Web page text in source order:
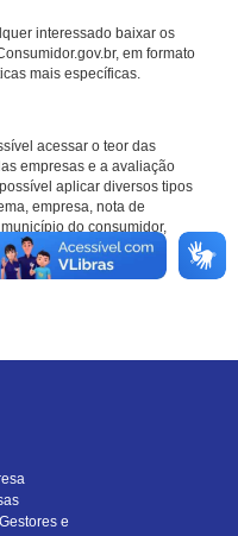
interessado baixar os
em formato
mais específicas.
acessar o teor das
empresas e a avaliação
aplicar diversos tipos
empresa, nota de
do consumidor,
e